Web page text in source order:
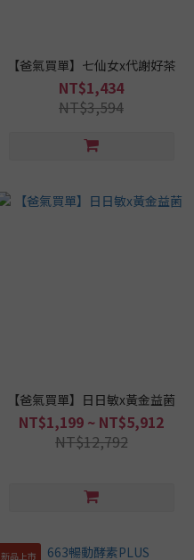
【爸氣買單】七仙女x代謝好茶
NT$1,434
NT$3,594
【爸氣買單】日日敏x黃金益菌
NT$1,199 ~ NT$5,912
NT$12,792
新品上市